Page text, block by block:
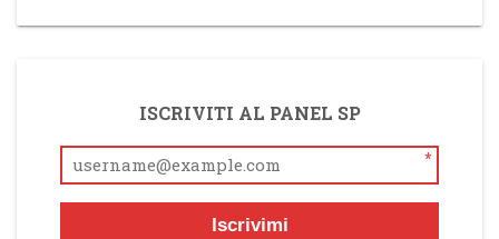
ISCRIVITI AL PANEL SP
*
Iscrivimi